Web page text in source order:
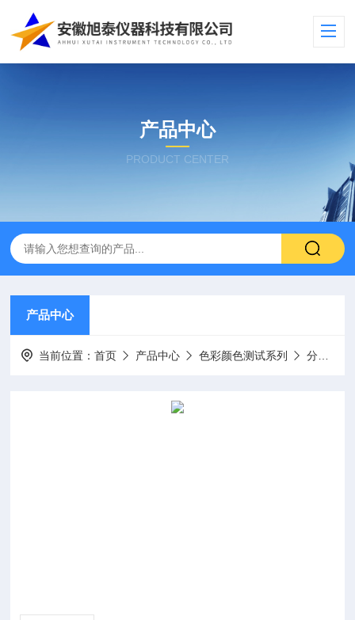
产品中心
PRODUCT CENTER
产品中心
当前位置：首页 产品中心 色彩颜色测试系列 分光色差仪